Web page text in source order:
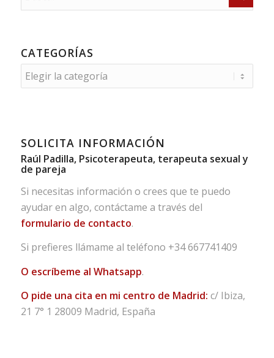
CATEGORÍAS
Categorías
SOLICITA INFORMACIÓN
Raúl Padilla, Psicoterapeuta, terapeuta sexual y
de pareja
Si necesitas información o crees que te puedo
ayudar en algo, contáctame a través del
formulario de contacto.
Si prefieres llámame al teléfono +34 667741409
O escríbeme al Whatsapp.
O pide una cita en mi centro de Madrid: c/ Ibiza,
21 7° 1 28009 Madrid, España